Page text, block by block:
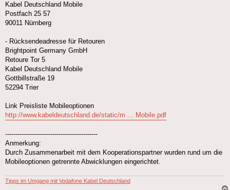
Kabel Deutschland Mobile
Postfach 25 57
90011 Nürnberg
- Rücksendeadresse für Retouren
Brightpoint Germany GmbH
Retoure Tor 5
Kabel Deutschland Mobile
Gottbillstraße 19
52294 Trier
Link Preisliste Mobileoptionen
http://www.kabeldeutschland.de/static/m ... Mobile.pdf
---------------------------------------------
Anmerkung:
Durch Zusammenarbeit mit dem Kooperationspartner wurden rund um die
Mobileoptionen getrennte Abwicklungen eingerichtet.
Tipps im Umgang mit Vodafone Kabel Deutschland